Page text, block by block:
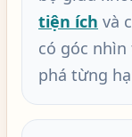
tiện ích và
có góc
phá từng